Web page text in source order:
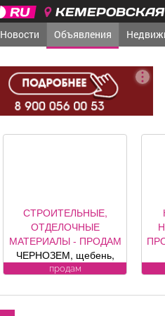
КЕМЕРОВСКАЯ
Новости Объявления
КОММЕРЧЕСКАЯ
НЕДВИЖИМОСТЬ -
ПРОДАМПОМЕЩЕНИЕ,
САЛОН красоты
«Оазис», площадь 88, 8
Юдина, 1, хороший
продам